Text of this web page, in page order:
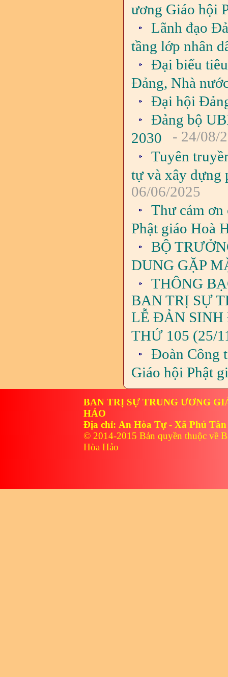
ương Giáo hội
Lãnh đạo
tầng lớp nhân
Đại biểu
Đảng, Nhà
Đại hội
Đảng bộ
2030
- 24/08/
Tuyên
tự và xây dựng
06/06/2025
Thư cảm
Phật giáo Hoà
BỘ
DUNG GẶP
THÔNG
BAN TRỊ SỰ
LỄ ĐẢN SINH
THỨ 105 (25/
Đoàn Công
Giáo hội Phật
BAN TRỊ SỰ TRUNG ƯƠNG
HẢO
Địa chỉ: An Hòa Tự - Xã Phú
© 2014-2015 Bản quyền thuộc về
Hòa Hảo